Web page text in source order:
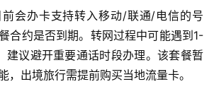
会办卡支持转入移动/联通/电信的号
合约是否到期。转网过程中可能遇到1-
建议避开重要通话时段办理。该套餐暂
，出境旅行需提前购买当地流量卡。